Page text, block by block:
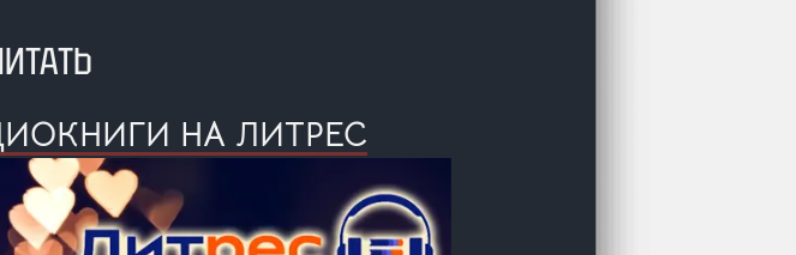
НА ЛИТРЕС